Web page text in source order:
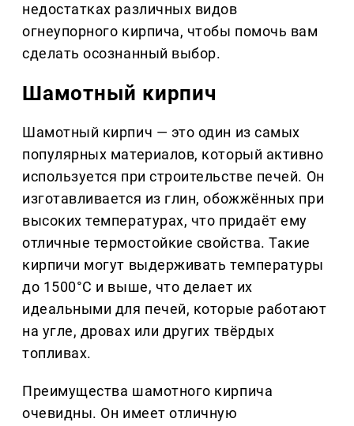
недостатках различных видов
огнеупорного кирпича, чтобы помочь вам
сделать осознанный выбор.
Шамотный кирпич
Шамотный кирпич — это один из самых
популярных материалов, который активно
используется при строительстве печей. Он
изготавливается из глин, обожжённых при
высоких температурах, что придаёт ему
отличные термостойкие свойства. Такие
кирпичи могут выдерживать температуры
до 1500°C и выше, что делает их
идеальными для печей, которые работают
на угле, дровах или других твёрдых
топливах.
Преимущества шамотного кирпича
очевидны. Он имеет отличную